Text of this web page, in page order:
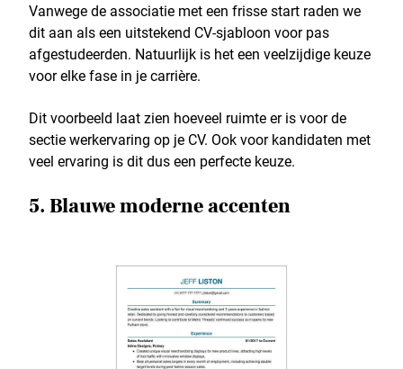
Vanwege de associatie met een frisse start raden we
dit aan als een uitstekend CV-sjabloon voor pas
afgestudeerden. Natuurlijk is het een veelzijdige keuze
voor elke fase in je carrière.
Dit voorbeeld laat zien hoeveel ruimte er is voor de
sectie werkervaring op je CV. Ook voor kandidaten met
veel ervaring is dit dus een perfecte keuze.
5. Blauwe moderne accenten